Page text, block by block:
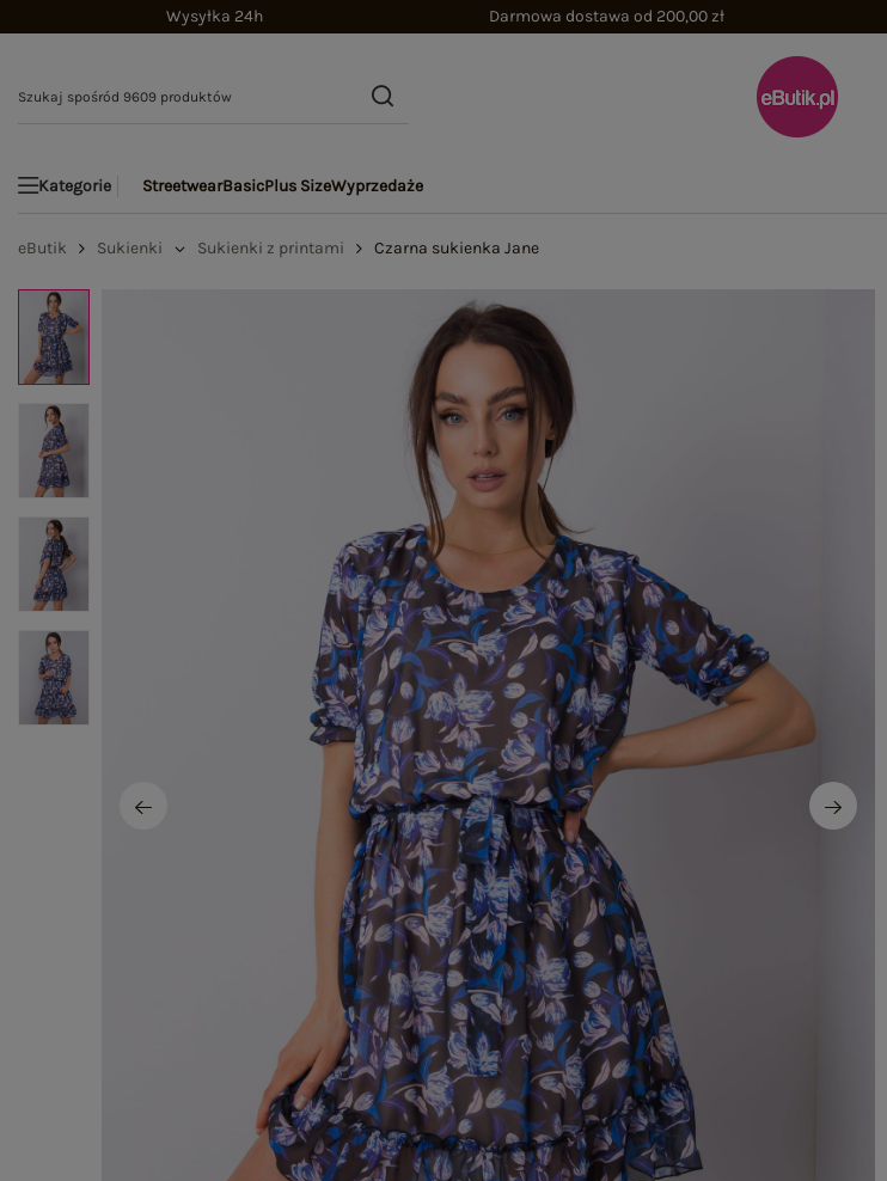
Wysyłka 24h Darmowa dostawa od 200,00 zł
Kategorie StreetwearBasicPlus SizeWyprzedaże
eButik Sukienki Sukienki z printami Czarna sukienka Jane